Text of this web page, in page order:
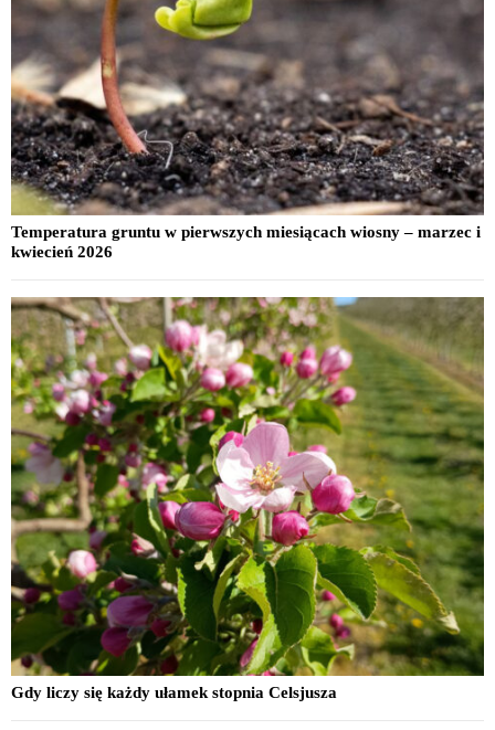
Temperatura gruntu w pierwszych miesiącach wiosny – marzec i
kwiecień 2026
Gdy liczy się każdy ułamek stopnia Celsjusza